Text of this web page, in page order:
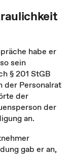
habe er
sein
§ 201 StGB
der Personalrat
der
der
an.
gab er an,